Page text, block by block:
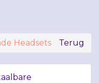
Terug
Headsets